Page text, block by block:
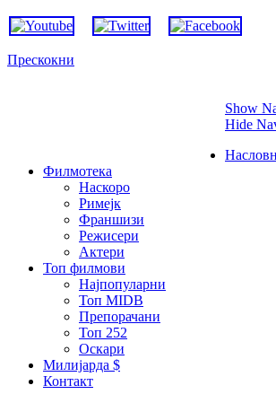
Прескокни
Show
Hide
Филмотека
Наскоро
Римејк
Франшизи
Режисери
Актери
Топ филмови
Најпопуларни
Топ MIDB
Препорачани
Топ 252
Оскари
Милијарда $
Контакт